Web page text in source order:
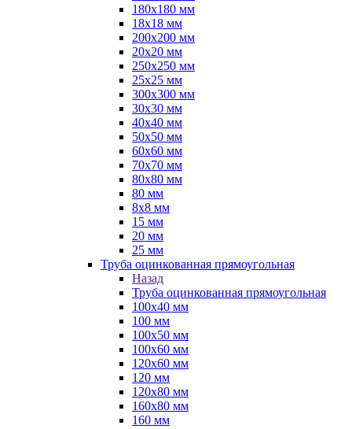
180х180 мм
18х18 мм
200х200 мм
20х20 мм
250х250 мм
25х25 мм
300х300 мм
30х30 мм
40х40 мм
50х50 мм
60х60 мм
70х70 мм
80х80 мм
80 мм
8х8 мм
15 мм
20 мм
25 мм
Труба оцинкованная прямоугольная
Назад
Труба оцинкованная прямоугольная
100х40 мм
100 мм
100х50 мм
100х60 мм
120х60 мм
120 мм
120х80 мм
160х80 мм
160 мм